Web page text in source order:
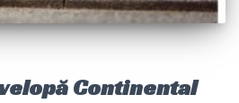
Continental